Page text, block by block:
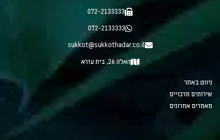
072-2133333
072-2133333
sukkot@sukkothadar.co.il
האלה 26, בית עזרא
ניווט באתר
שירותים מרכזיים
מאמרים אחרונים